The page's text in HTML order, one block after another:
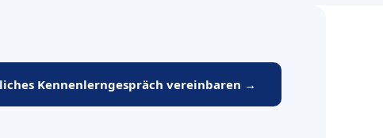
Kennenlerngespräch vereinbaren →